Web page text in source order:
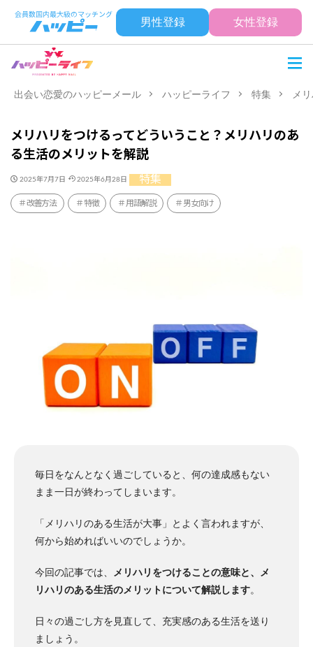
男性登録 女性登録
出会い恋愛のハッピーメール ハッピーライフ 特集 メ
メリハリをつけるってどういうこと？メリハリのあ
る生活のメリットを解説
2025年7月7日 2025年6月28日 特集
改善方法 特徴 用語解説 男女向け
毎日をなんとなく過ごしていると、何の達成感もない
まま一日が終わってしまいます。
「メリハリのある生活が大事」とよく言われますが、
何から始めればいいのでしょうか。
今回の記事では、
メリハリをつけることの意味と、メ
リハリのある生活のメリットについて解説します。
日々の過ごし方を見直して、充実感のある生活を送り
ましょう。